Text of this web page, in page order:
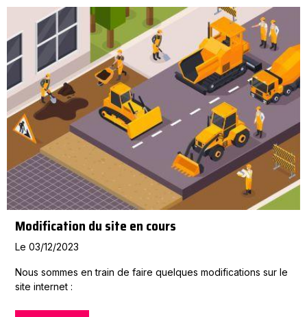
Modification du site en cours
Le 03/12/2023
Nous sommes en train de faire quelques modifications sur le
site internet :